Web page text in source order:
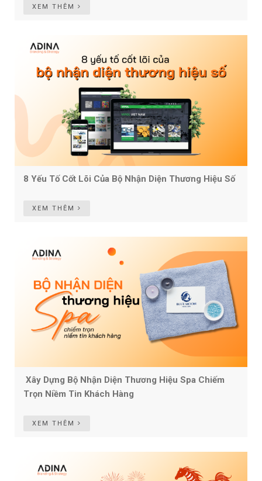
XEM THÊM
8 Yếu Tố Cốt Lõi Của Bộ Nhận Diện Thương Hiệu Số
XEM THÊM
Xây Dựng Bộ Nhận Diện Thương Hiệu Spa Chiếm
Trọn Niềm Tin Khách Hàng
XEM THÊM